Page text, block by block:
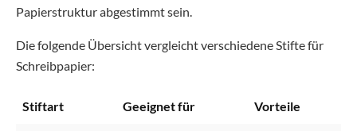
Papierstruktur abgestimmt sein.
Die folgende Übersicht vergleicht verschiedene Stifte für
Schreibpapier:
Stiftart Geeignet für Vorteile